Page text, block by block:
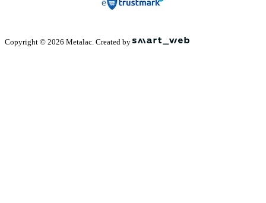
Copyright © 2026 Metalac. Created by